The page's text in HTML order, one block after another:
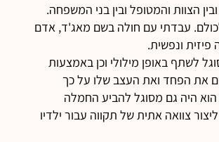
הצוות והמטופל ובין בני המשפחה.
עבדתי עם חולה בשם מאג'ד, אדם
ונפשית.
לשתף באופן מילולי וכן באמצעות
את הפחד ואת העצב שלו על כך
היה גם מסוגל להביע החמלה
צוואה אתית של תקווה עבור ילדיו